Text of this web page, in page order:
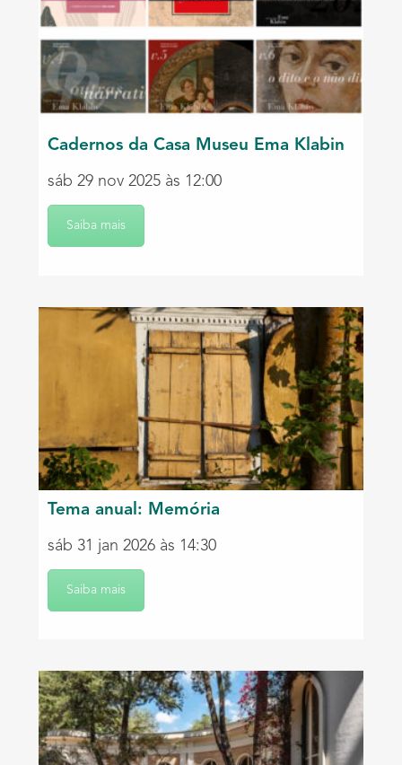
Cadernos da Casa Museu Ema Klabin
sáb 29 nov 2025 às 12:00
Saiba mais
Tema anual: Memória
sáb 31 jan 2026 às 14:30
Saiba mais